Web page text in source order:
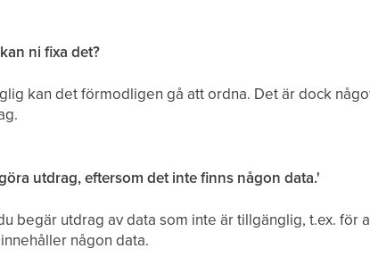
ni fixa det?
kan det förmodligen gå att ordna. Det är dock
utdrag, eftersom det inte finns någon data.'
begär utdrag av data som inte är tillgänglig, t.ex. för
någon data.